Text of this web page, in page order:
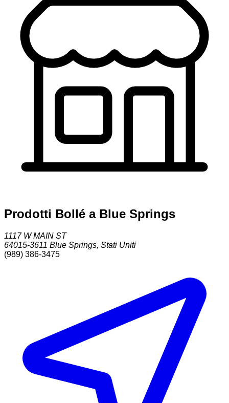
Prodotti Bollé a Blue Springs
1117 W MAIN ST
64015-3611 Blue Springs, Stati Uniti
(989) 386-3475